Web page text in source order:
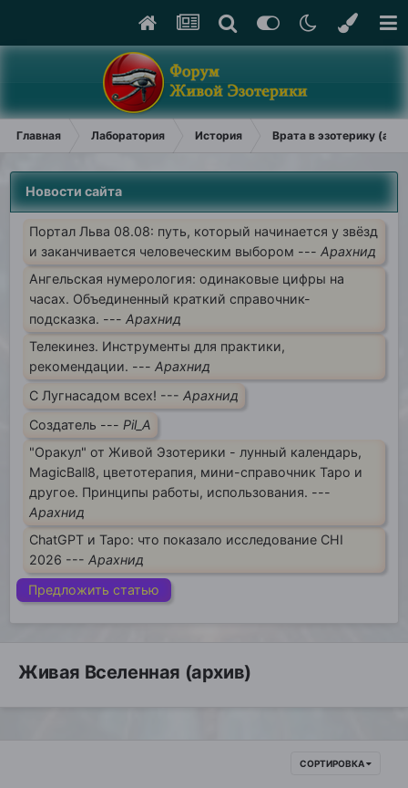
Главная Лаборатория История Врата в эзотерику
Новости сайта
Портал Льва 08.08: путь, который начинается у звёзд
и заканчивается человеческим выбором --- Арахнид
Ангельская нумерология: одинаковые цифры на
часах. Объединенный краткий справочник-
подсказка. --- Арахнид
Телекинез. Инструменты для практики,
рекомендации. --- Арахнид
С Лугнасадом всех! --- Арахнид
Создатель --- Pil_A
"Оракул" от Живой Эзотерики - лунный календарь,
MagicBall8, цветотерапия, мини-справочник Таро и
другое. Принципы работы, использования. ---
Арахнид
ChatGPT и Таро: что показало исследование CHI
2026 --- Арахнид
Предложить статью
Живая Вселенная (архив)
СОРТИРОВКА